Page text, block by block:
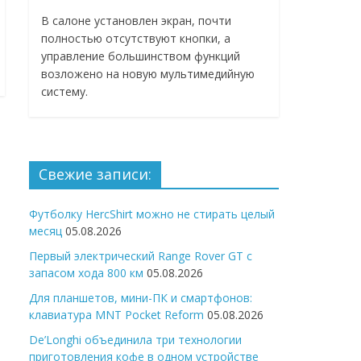
В салоне установлен экран, почти
полностью отсутствуют кнопки, а
управление большинством функций
возложено на новую мультимедийную
систему.
Свежие записи:
Футболку HercShirt можно не стирать целый
месяц 05.08.2026
Первый электрический Range Rover GT с
запасом хода 800 км 05.08.2026
Для планшетов, мини-ПК и смартфонов:
клавиатура MNT Pocket Reform 05.08.2026
De’Longhi объединила три технологии
приготовления кофе в одном устройстве